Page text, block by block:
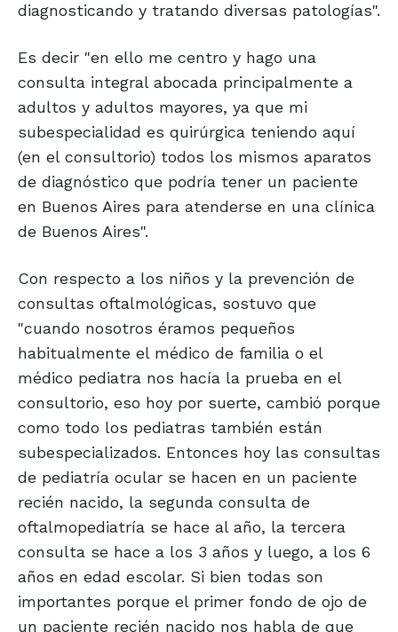
diagnosticando y tratando diversas patologías".
Es decir "en ello me centro y hago una
consulta integral abocada principalmente a
adultos y adultos mayores, ya que mi
subespecialidad es quirúrgica teniendo aquí
(en el consultorio) todos los mismos aparatos
de diagnóstico que podría tener un paciente
en Buenos Aires para atenderse en una clínica
de Buenos Aires".
Con respecto a los niños y la prevención de
consultas oftalmológicas, sostuvo que
"cuando nosotros éramos pequeños
habitualmente el médico de familia o el
médico pediatra nos hacía la prueba en el
consultorio, eso hoy por suerte, cambió porque
como todo los pediatras también están
subespecializados. Entonces hoy las consultas
de pediatría ocular se hacen en un paciente
recién nacido, la segunda consulta de
oftalmopediatría se hace al año, la tercera
consulta se hace a los 3 años y luego, a los 6
años en edad escolar. Si bien todas son
importantes porque el primer fondo de ojo de
un paciente recién nacido nos habla de que